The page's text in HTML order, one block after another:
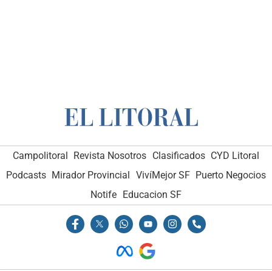
Campolitoral Revista Nosotros Clasificados CYD Litoral
Podcasts Mirador Provincial VivíMejor SF Puerto Negocios
Notife Educacion SF